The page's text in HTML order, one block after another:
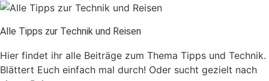
Alle Tipps zur Technik und Reisen
Hier findet ihr alle Beiträge zum Thema Tipps und Technik.
Blättert Euch einfach mal durch! Oder sucht gezielt nach